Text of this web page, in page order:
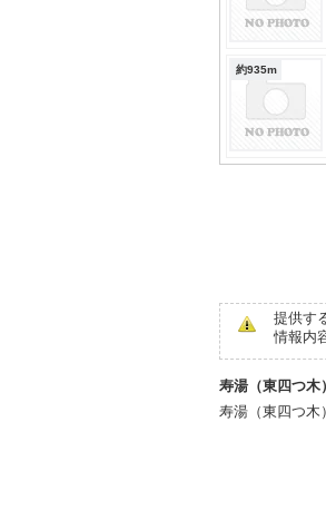
約935m
提供す
情報内
寿湯（東四つ木
寿湯（東四つ木）